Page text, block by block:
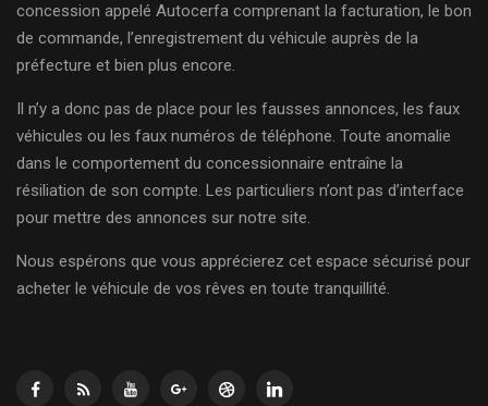
concession appelé Autocerfa comprenant la facturation, le bon
de commande, l’enregistrement du véhicule auprès de la
préfecture et bien plus encore.
Il n’y a donc pas de place pour les fausses annonces, les faux
véhicules ou les faux numéros de téléphone. Toute anomalie
dans le comportement du concessionnaire entraîne la
résiliation de son compte. Les particuliers n’ont pas d’interface
pour mettre des annonces sur notre site.
Nous espérons que vous apprécierez cet espace sécurisé pour
acheter le véhicule de vos rêves en toute tranquillité.